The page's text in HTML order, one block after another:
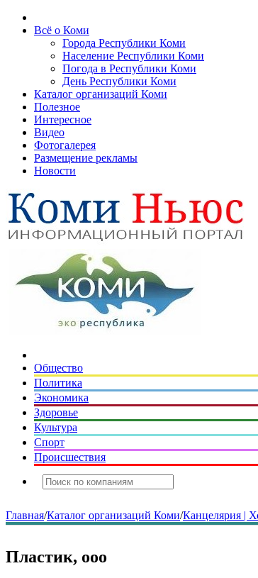
Всё о Коми
Города Республики Коми
Население Республики Коми
Погода в Республики Коми
День Республики Коми
Каталог организаций Коми
Полезное
Интересное
Видео
Фотогалерея
Размещение рекламы
Новости
Общество
Политика
Экономика
Здоровье
Культура
Спорт
Происшествия
Главная/Каталог организаций Коми/Канцелярия |
Пластик, ооо